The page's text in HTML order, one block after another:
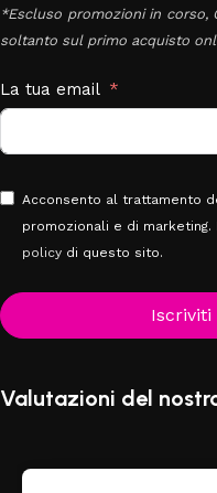
*Escluso promozioni in corso,
soltanto sul primo acquisto
La tua email
Acconsento al trattamento
promozionali e di
policy di questo sito.
Iscriviti
Valutazioni del